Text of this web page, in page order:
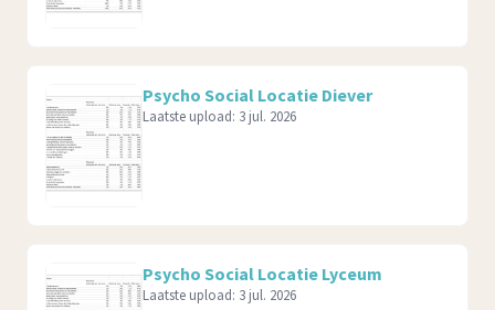
Psycho Social Locatie Diever
Laatste upload: 3 jul. 2026
Psycho Social Locatie Lyceum
Laatste upload: 3 jul. 2026